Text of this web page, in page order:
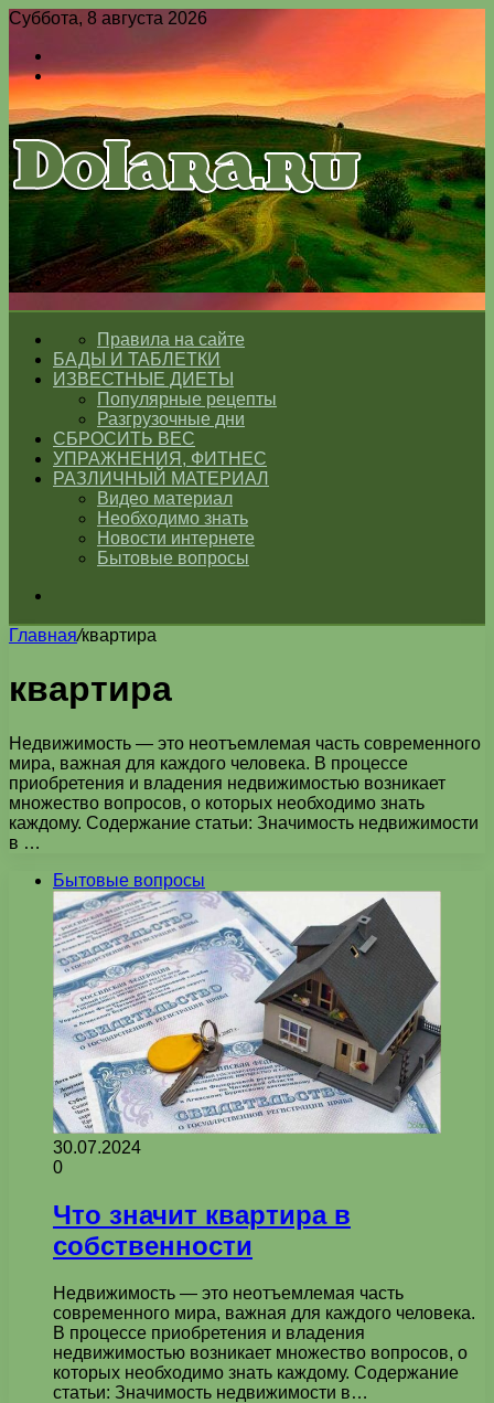
Суббота, 8 августа 2026
Switch
skin
Меню
Switch
ГЛАВНАЯПравила на сайте
БАДЫ И ТАБЛЕТКИ
ИЗВЕСТНЫЕ ДИЕТЫ
Популярные рецепты
Разгрузочные дни
СБРОСИТЬ ВЕС
УПРАЖНЕНИЯ, ФИТНЕС
РАЗЛИЧНЫЙ МАТЕРИАЛ
Видео материал
Необходимо знать
Новости интернете
Бытовые вопросы
Главная/квартира
квартира
Недвижимость — это неотъемлемая часть современного
мира, важная для каждого человека. В процессе
приобретения и владения недвижимостью возникает
множество вопросов, о которых необходимо знать
каждому. Содержание статьи: Значимость недвижимости
в …
Бытовые вопросы
30.07.2024
0
Что значит квартира в
собственности
Недвижимость — это неотъемлемая часть
современного мира, важная для каждого человека.
В процессе приобретения и владения
недвижимостью возникает множество вопросов, о
которых необходимо знать каждому. Содержание
статьи: Значимость недвижимости в…